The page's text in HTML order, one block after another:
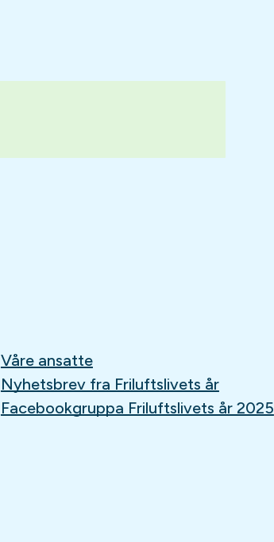
Våre ansatte
Nyhetsbrev fra Friluftslivets år
Facebookgruppa Friluftslivets år 2025